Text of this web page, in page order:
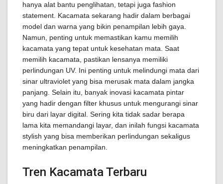
hanya alat bantu penglihatan, tetapi juga fashion
statement. Kacamata sekarang hadir dalam berbagai
model dan warna yang bikin penampilan lebih gaya.
Namun, penting untuk memastikan kamu memilih
kacamata yang tepat untuk kesehatan mata. Saat
memilih kacamata, pastikan lensanya memiliki
perlindungan UV. Ini penting untuk melindungi mata dari
sinar ultraviolet yang bisa merusak mata dalam jangka
panjang. Selain itu, banyak inovasi kacamata pintar
yang hadir dengan filter khusus untuk mengurangi sinar
biru dari layar digital. Sering kita tidak sadar berapa
lama kita memandangi layar, dan inilah fungsi kacamata
stylish yang bisa memberikan perlindungan sekaligus
meningkatkan penampilan.
Tren Kacamata Terbaru